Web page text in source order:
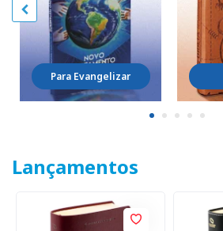
Para Evangelizar
Lançamentos